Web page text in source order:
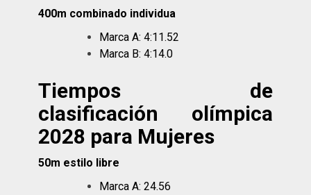
400m combinado individua
Marca A: 4:11.52
Marca B: 4:14.0
Tiempos de
clasificación olímpica
2028 para Mujeres
50m estilo libre
Marca A: 24.56